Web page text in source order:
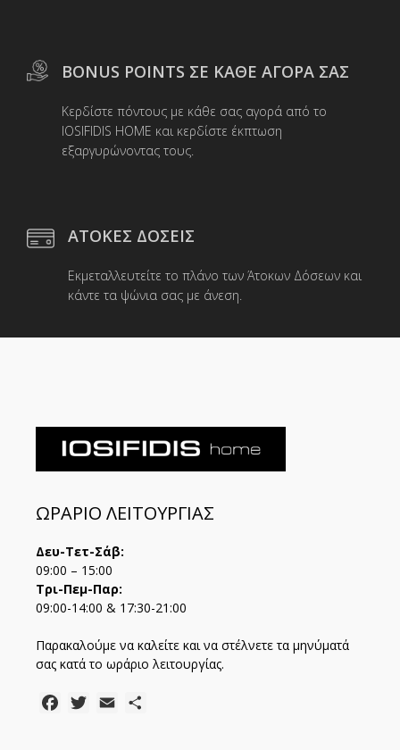
BONUS POINTS ΣΕ ΚΑΘΕ ΑΓΟΡΑ ΣΑΣ
Κερδίστε πόντους με κάθε σας αγορά από το
IOSIFIDIS HOME και κερδίστε έκπτωση
εξαργυρώνοντας τους.
ΑΤΟΚΕΣ ΔΟΣΕΙΣ
Εκμεταλλευτείτε το πλάνο των Άτοκων Δόσεων και
κάντε τα ψώνια σας με άνεση.
ΩΡΑΡΙΟ ΛΕΙΤΟΥΡΓΙΑΣ
Δευ-Τετ-Σάβ:
09:00 – 15:00
Τρι-Πεμ-Παρ:
09:00-14:00 & 17:30-21:00
Παρακαλούμε να καλείτε και να στέλνετε τα μηνύματά
σας κατά το ωράριο λειτουργίας.
FacebookTwitter
Email